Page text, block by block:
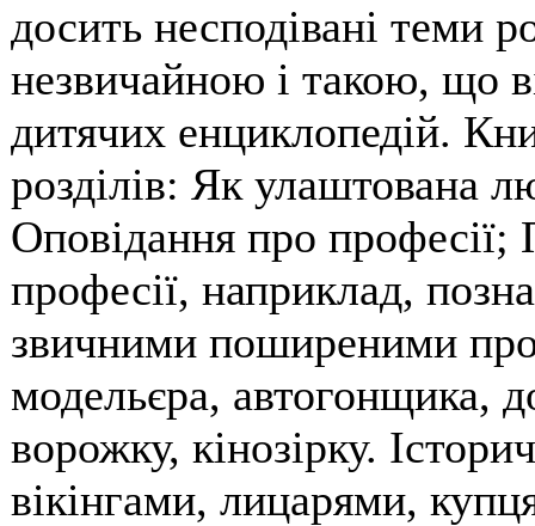
досить несподівані теми
незвичайною і такою, що
дитячих енциклопедій.
розділів: Як улаштована
Оповідання про професії;
професії, наприклад,
звичними поширеними
модельєра, автогонщика,
ворожку, кінозірку.
вікінгами, лицарями,